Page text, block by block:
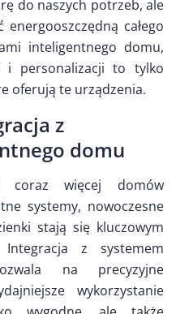
do naszych potrzeb, ale
całego
inteligentnego domu,
i personalizacji to tylko
oferują te urządzenia.
z
domu
więcej domów
systemy, nowoczesne
stają się kluczowym
z systemem
na precyzyjne
wykorzystanie